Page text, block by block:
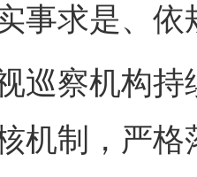
事求是、
察机构持
机制，严